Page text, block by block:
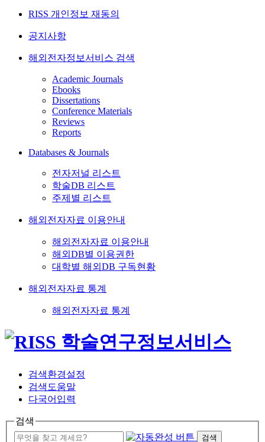
RISS 개인정보 재동의
공지사항
해외전자정보서비스 검색
Academic Journals
Ebooks
Dissertations
Conference Materials
Reviews
Reports
Databases & Journals
전자저널 리스트
학술DB 리스트
주제별 리스트
해외전자자료 이용안내
해외전자자료 이용안내
해외DB별 이용권한
대학별 해외DB 구독현황
해외전자자료 통계
해외전자자료 통계
검색환경설정
검색도움말
다국어입력
검색
검색